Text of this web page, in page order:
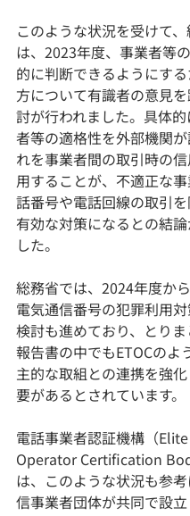
このような状況を受けて
は、2023年度、事業者等
的に判断できるようにす
方について有識者の意見
討が行われました。具体
者等の適格性を外部機関
れを事業者間の取引時の
用することが、不適正な
話番号や電話回線の取引
有効な対策になるとの結
した。
総務省では、2024年度か
電気通信番号の犯罪利用
検討も進めており、とり
報告書の中でもETOCのよ
主的な取組との連携を強
要があるとされています。
電話事業者認証機構（
Operator Certification
は、このような状況も参
信事業者団体が共同で設立